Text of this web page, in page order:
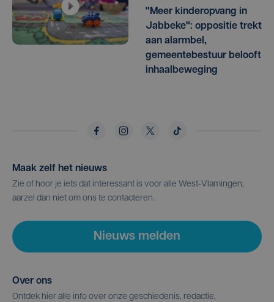
"Meer kinderopvang in
Jabbeke": oppositie trekt
aan alarmbel,
gemeentebestuur belooft
inhaalbeweging
Maak zelf het nieuws
Zie of hoor je iets dat interessant is voor alle West-Vlamingen,
aarzel dan niet om ons te contacteren.
Nieuws melden
Over ons
Ontdek hier alle info over onze geschiedenis, redactie,